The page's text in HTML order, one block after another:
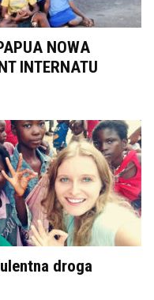
NOWA
INTERNATU
droga